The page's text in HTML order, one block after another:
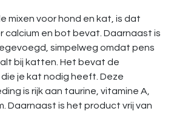
mixen voor hond en kat, is dat
calcium en bot bevat. Daarnaast is
simpelweg omdat pens
bij katten. Het bevat de
je kat nodig heeft. Deze
is rijk aan taurine, vitamine A,
Daarnaast is het product vrij van